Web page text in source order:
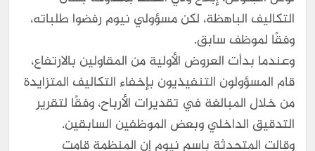
التكاليف الباهظة، لكن مسؤولي نيوم رفضوا طلباته،
وفقًا لموظف سابق.
وعندما بدأت العروض الأولية من المقاولين بالارتفاع،
قام المسؤولون التنفيذيون بإخفاء التكاليف المتزايدة
من خلال المبالغة في تقديرات الأرباح، وفقًا لتقرير
التدقيق الداخلي وبعض الموظفين السابقين.
وقالت المتحدثة باسم نيوم إن المنظمة قامت